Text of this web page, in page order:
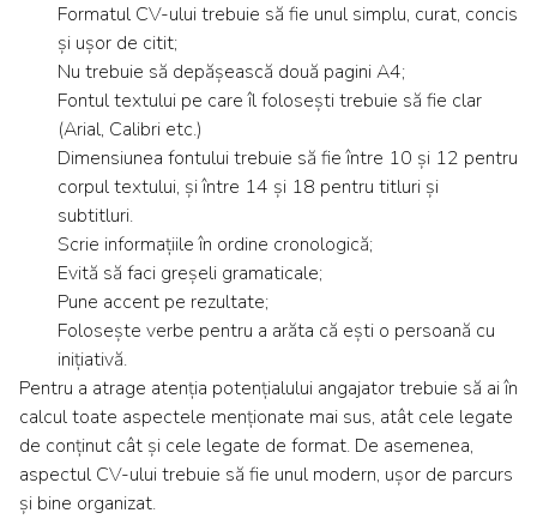
Formatul CV-ului trebuie să fie unul simplu, curat, concis
și ușor de citit;
Nu trebuie să depășească două pagini A4;
Fontul textului pe care îl folosești trebuie să fie clar
(Arial, Calibri etc.)
Dimensiunea fontului trebuie să fie între 10 și 12 pentru
corpul textului, și între 14 și 18 pentru titluri și
subtitluri.
Scrie informațiile în ordine cronologică;
Evită să faci greșeli gramaticale;
Pune accent pe rezultate;
Folosește verbe pentru a arăta că ești o persoană cu
inițiativă.
Pentru a atrage atenția potențialului angajator trebuie să ai în
calcul toate aspectele menționate mai sus, atât cele legate
de conținut cât și cele legate de format. De asemenea,
aspectul CV-ului trebuie să fie unul modern, ușor de parcurs
și bine organizat.